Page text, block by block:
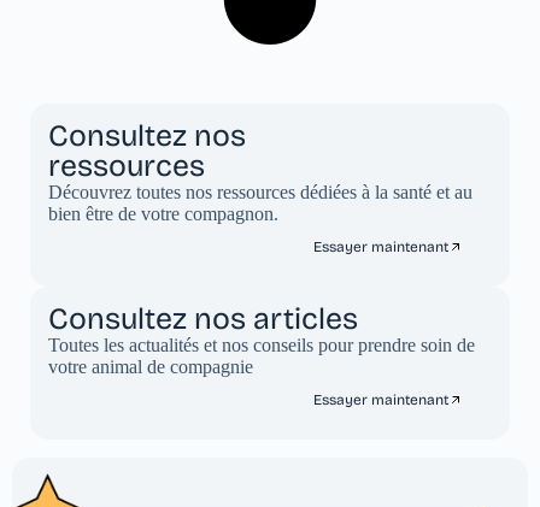
Consultez nos
ressources
Découvrez toutes nos ressources dédiées à la santé et au
bien être de votre compagnon.
Essayer maintenant
Consultez nos articles
Toutes les actualités et nos conseils pour prendre soin de
votre animal de compagnie
Essayer maintenant